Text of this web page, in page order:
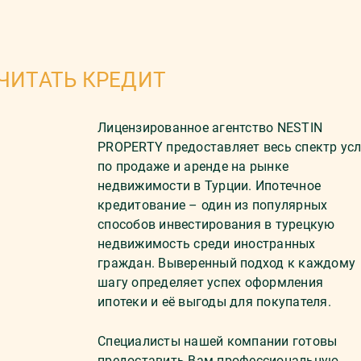
КРЕДИТ
Лицензированное агентство NESTIN
PROPERTY предоставляет весь спектр
по продаже и аренде на рынке
недвижимости в Турции. Ипотечное
кредитование – один из популярных
способов инвестирования в турецкую
недвижимость среди иностранных
граждан. Выверенный подход к каждому
шагу определяет успех оформления
ипотеки и её выгоды для покупателя.
Специалисты нашей компании готовы